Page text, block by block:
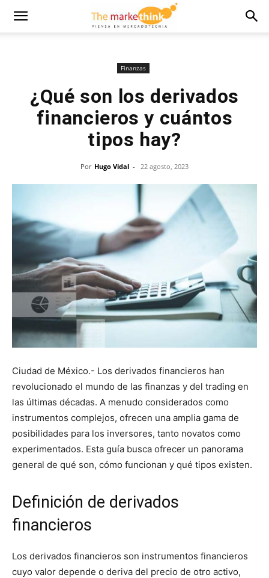
Finanzas
¿Qué son los derivados
financieros y cuántos
tipos hay?
Por Hugo Vidal - 22 agosto, 2023
Ciudad de México.- Los derivados financieros han
revolucionado el mundo de las finanzas y del trading en
las últimas décadas. A menudo considerados como
instrumentos complejos, ofrecen una amplia gama de
posibilidades para los inversores, tanto novatos como
experimentados. Esta guía busca ofrecer un panorama
general de qué son, cómo funcionan y qué tipos existen.
Definición de derivados
financieros
Los derivados financieros son instrumentos financieros
cuyo valor depende o deriva del precio de otro activo,